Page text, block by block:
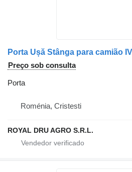
Preço sob consulta
Porta
Roménia, Cristesti
ROYAL DRU AGRO S.R.L.